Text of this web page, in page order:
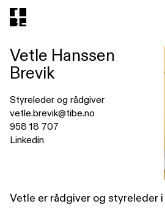
Vetle Hanssen
Brevik
Styreleder og rådgiver
vetle.brevik@tibe.no
958 18 707
Linkedin
Vetle er rådgiver og styreleder